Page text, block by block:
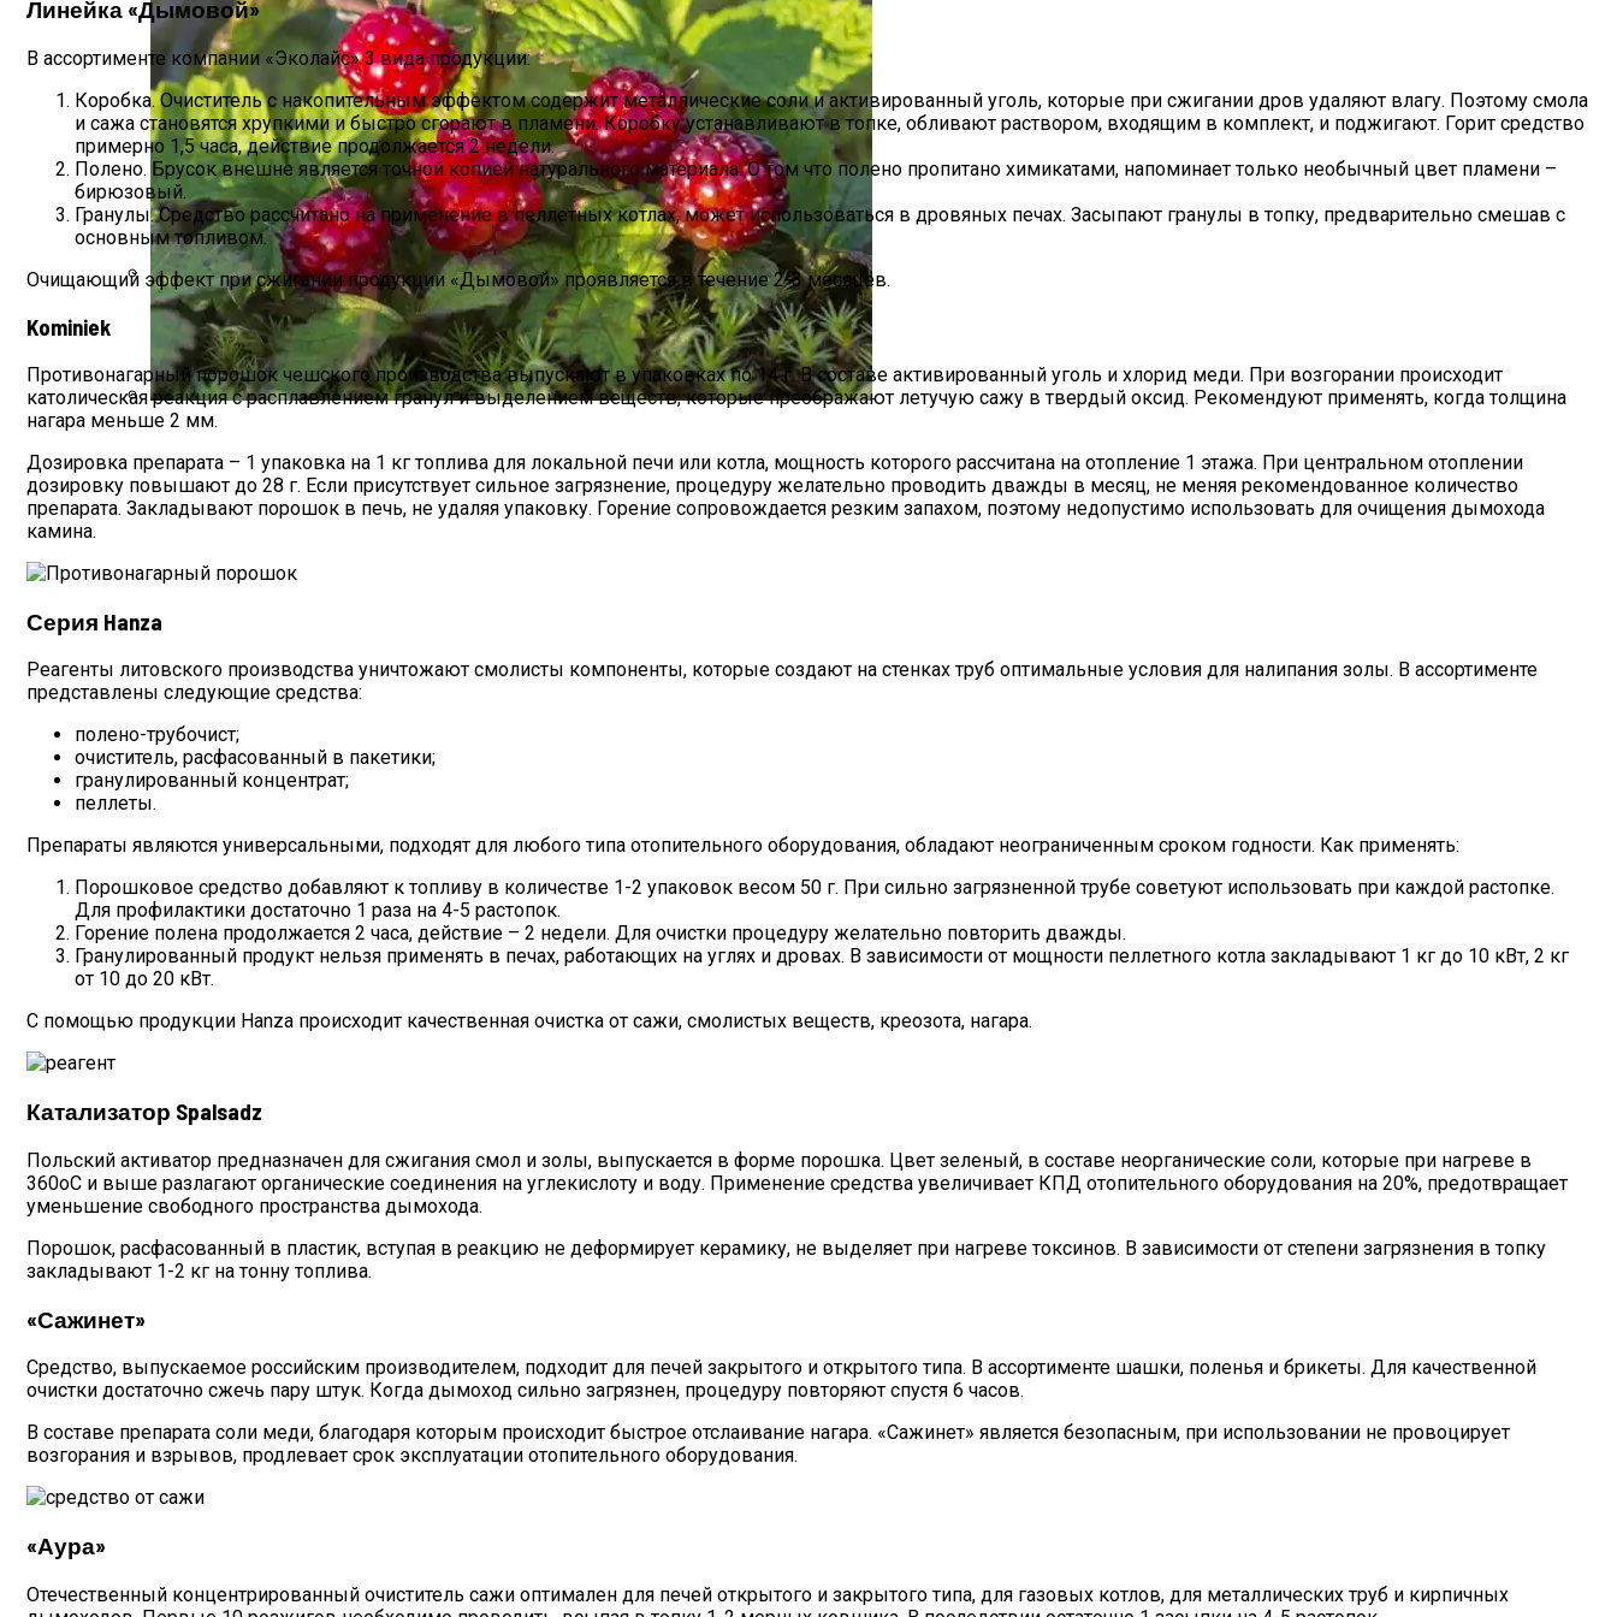
Как Оформить Наследство Без Помощи Юриста
Что Такое Княженика, Где Произрастает Ягода, Как Выглядит И Как Вырастить Арктическую Малину На Участке
Линейка «Дымовой»
В ассортименте компании «Эколайс» 3 вида продукции:
Коробка. Очиститель с накопительным эффектом содержит металлические соли и активированный уголь, которые при сжигании дров удаляют влагу. Поэтому смола
и сажа становятся хрупкими и быстро сгорают в пламени. Коробку устанавливают в топке, обливают раствором, входящим в комплект, и поджигают. Горит средство
примерно 1,5 часа, действие продолжается 2 недели.
Полено. Брусок внешне является точной копией натурального материала. О том что полено пропитано химикатами, напоминает только необычный цвет пламени –
бирюзовый.
Гранулы. Средство рассчитано на применение в пеллетных котлах, может использоваться в дровяных печах. Засыпают гранулы в топку, предварительно смешав с
основным топливом.
Очищающий эффект при сжигании продукции «Дымовой» проявляется в течение 2-3 месяцев.
Kominiek
Противонагарный порошок чешского производства выпускают в упаковках по 14 г. В составе активированный уголь и хлорид меди. При возгорании происходит
католическая реакция с расплавлением гранул и выделением веществ, которые преображают летучую сажу в твердый оксид. Рекомендуют применять, когда толщина
нагара меньше 2 мм.
Дозировка препарата – 1 упаковка на 1 кг топлива для локальной печи или котла, мощность которого рассчитана на отопление 1 этажа. При центральном отоплении
дозировку повышают до 28 г. Если присутствует сильное загрязнение, процедуру желательно проводить дважды в месяц, не меняя рекомендованное количество
препарата. Закладывают порошок в печь, не удаляя упаковку. Горение сопровождается резким запахом, поэтому недопустимо использовать для очищения дымохода
камина.
Серия Hanza
Реагенты литовского производства уничтожают смолисты компоненты, которые создают на стенках труб оптимальные условия для налипания золы. В ассортименте
представлены следующие средства:
полено-трубочист;
очиститель, расфасованный в пакетики;
гранулированный концентрат;
пеллеты.
Препараты являются универсальными, подходят для любого типа отопительного оборудования, обладают неограниченным сроком годности. Как применять:
Порошковое средство добавляют к топливу в количестве 1-2 упаковок весом 50 г. При сильно загрязненной трубе советуют использовать при каждой растопке.
Для профилактики достаточно 1 раза на 4-5 растопок.
Горение полена продолжается 2 часа, действие – 2 недели. Для очистки процедуру желательно повторить дважды.
Гранулированный продукт нельзя применять в печах, работающих на углях и дровах. В зависимости от мощности пеллетного котла закладывают 1 кг до 10 кВт, 2 кг
от 10 до 20 кВт.
С помощью продукции Hanza происходит качественная очистка от сажи, смолистых веществ, креозота, нагара.
Катализатор Spalsadz
Польский активатор предназначен для сжигания смол и золы, выпускается в форме порошка. Цвет зеленый, в составе неорганические соли, которые при нагреве в
360оС и выше разлагают органические соединения на углекислоту и воду. Применение средства увеличивает КПД отопительного оборудования на 20%, предотвращает
уменьшение свободного пространства дымохода.
Порошок, расфасованный в пластик, вступая в реакцию не деформирует керамику, не выделяет при нагреве токсинов. В зависимости от степени загрязнения в топку
закладывают 1-2 кг на тонну топлива.
«Сажинет»
Средство, выпускаемое российским производителем, подходит для печей закрытого и открытого типа. В ассортименте шашки, поленья и брикеты. Для качественной
очистки достаточно сжечь пару штук. Когда дымоход сильно загрязнен, процедуру повторяют спустя 6 часов.
В составе препарата соли меди, благодаря которым происходит быстрое отслаивание нагара. «Сажинет» является безопасным, при использовании не провоцирует
возгорания и взрывов, продлевает срок эксплуатации отопительного оборудования.
«Аура»
Отечественный концентрированный очиститель сажи оптимален для печей открытого и закрытого типа, для газовых котлов, для металлических труб и кирпичных